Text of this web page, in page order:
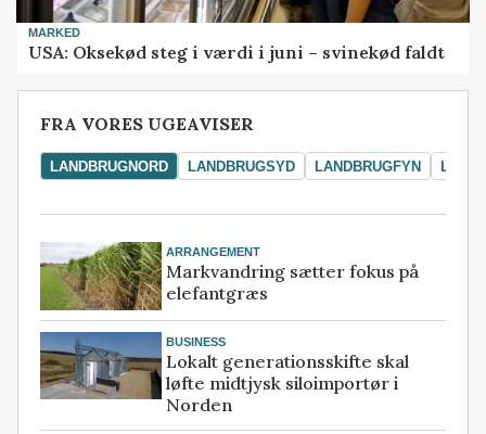
MARKED
USA: Oksekød steg i værdi i juni – svinekød faldt
FRA VORES UGEAVISER
LANDBRUGNORD LANDBRUGSYD LANDBRUGFYN
ARRANGEMENT
Markvandring sætter fokus på
elefantgræs
BUSINESS
Lokalt generationsskifte skal
løfte midtjysk siloimportør i
Norden